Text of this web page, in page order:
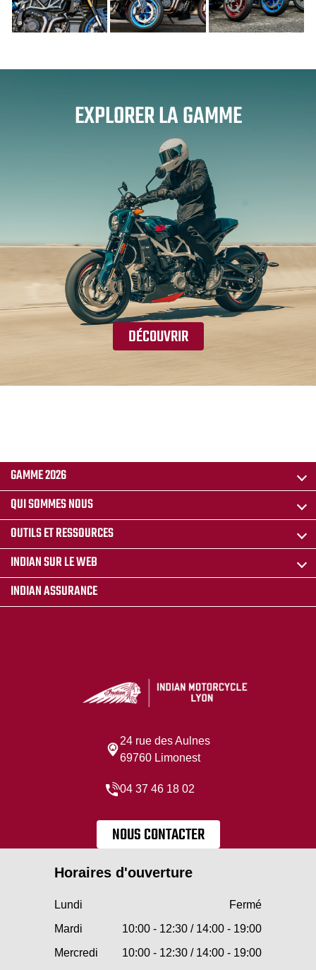
EXPLORER LA GAMME
DÉCOUVRIR
GAMME 2026
QUI SOMMES NOUS
OUTILS ET RESSOURCES
INDIAN SUR LE WEB
INDIAN ASSURANCE
24 rue des Aulnes
69760 Limonest
04 37 46 18 02
NOUS CONTACTER
Horaires d'ouverture
Lundi
Fermé
Mardi
10:00 - 12:30 / 14:00 - 19:00
Mercredi
10:00 - 12:30 / 14:00 - 19:00